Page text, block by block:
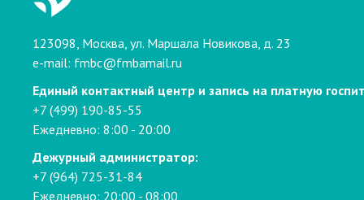
123098, Москва, ул. Маршала Новикова, д. 23
e-mail: fmbc@fmbamail.ru
Единый контактный центр и запись на платную
+7 (499) 190-85-55
Ежедневно: 8:00 - 20:00
Дежурный администратор:
+7 (964) 725-31-84
Ежедневно: 20:00 - 08:00